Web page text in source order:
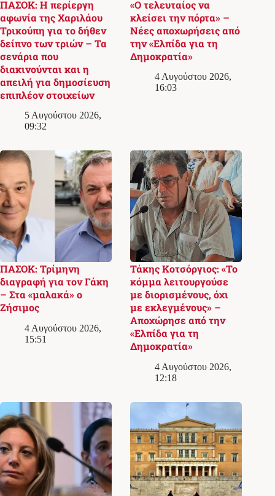
ΠΑΣΟΚ: Η περίεργη
αφωνία της Χαριλάου
Τρικούπη για το δήθεν
δείπνο των τριών – Τα
σενάρια που
διακινούνται και η
απειλή για δημοσίευση
επιπλέον στοιχείων
5 Αυγούστου 2026,
09:32
«Ο τελευταίος να
κλείσει την πόρτα» –
Νέες αποχωρήσεις από
την «Ελπίδα για τη
Δημοκρατία»
4 Αυγούστου 2026,
16:03
ΠΑΣΟΚ: Τρίμηνη
διαγραφή για τον Γάκη
– Στα «μαλακά» ο
Ζήσιμος
4 Αυγούστου 2026,
15:51
Τάκης Κοτσόργιος: «Το
κόμμα λειτουργούσε
με διορισμένους, όχι
με εκλεγμένους» –
Αποχώρησε από την
«Ελπίδα για τη
Δημοκρατία»
4 Αυγούστου 2026,
12:18